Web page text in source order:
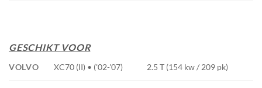
GESCHIKT VOOR
VOLVO XC70 (II) • ('02-'07) 2.5 T (154 kw / 209 pk)